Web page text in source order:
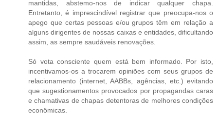
mantidas, abstemo-nos de indicar qualquer chapa.
Entretanto, é imprescindível registrar que preocupa-nos o
apego que certas pessoas e/ou grupos têm em relação a
alguns dirigentes de nossas caixas e entidades, dificultando
assim, as sempre saudáveis renovações.
Só vota consciente quem está bem informado. Por isto,
incentivamos-os a trocarem opiniões com seus grupos de
relacionamento (internet, AABBs, agências, etc.) evitando
que sugestionamentos provocados por propagandas caras
e chamativas de chapas detentoras de melhores condições
econômicas.